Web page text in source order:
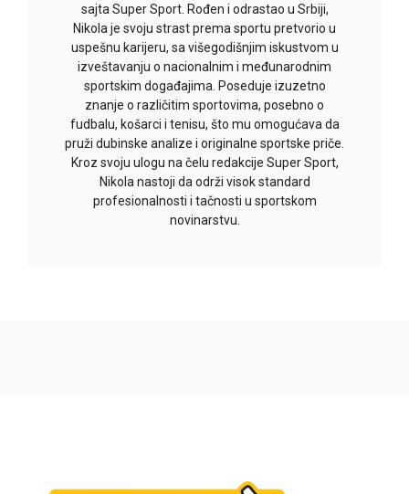
sajta Super Sport. Rođen i odrastao u Srbiji,
Nikola je svoju strast prema sportu pretvorio u
uspešnu karijeru, sa višegodišnjim iskustvom u
izveštavanju o nacionalnim i međunarodnim
sportskim događajima. Poseduje izuzetno
znanje o različitim sportovima, posebno o
fudbalu, košarci i tenisu, što mu omogućava da
pruži dubinske analize i originalne sportske priče.
Kroz svoju ulogu na čelu redakcije Super Sport,
Nikola nastoji da održi visok standard
profesionalnosti i tačnosti u sportskom
novinarstvu.